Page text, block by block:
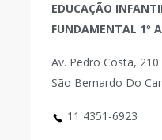
EDUCAÇÃO
FUNDAMENTAL 1º
Av. Pedro Costa,
São Bernardo Do
11 4351-6923